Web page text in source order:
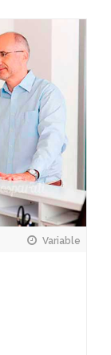
Variable